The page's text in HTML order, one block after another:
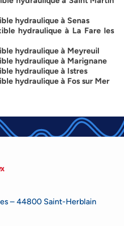
hydraulique à Senas
hydraulique à La Fare les
hydraulique à Meyreuil
hydraulique à Marignane
hydraulique à Istres
hydraulique à Fos sur Mer
– 44800 Saint-Herblain